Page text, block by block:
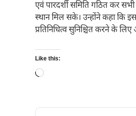
एवं पारदर्शी समिति गठित कर
स्थान मिल सके। उन्होंने कहा कि इस
प्रतिनिधित्व सुनिश्चित करने के
Like this:
Loading…